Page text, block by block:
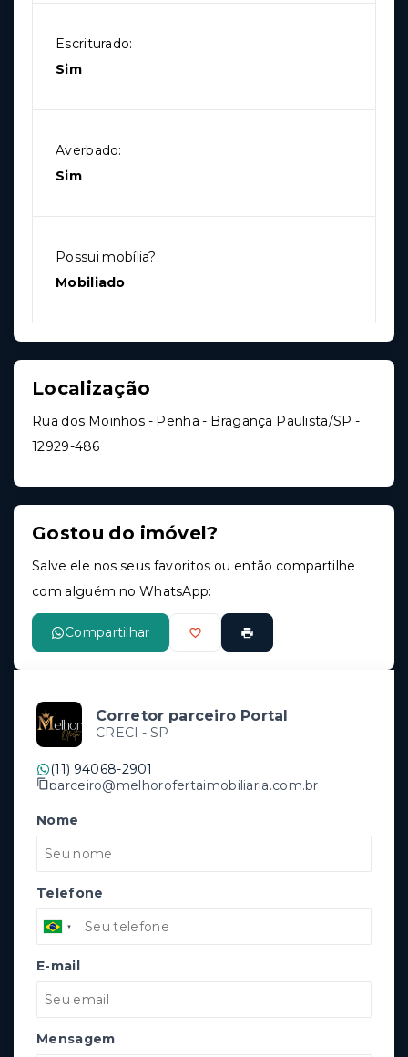
Escriturado:
Sim
Averbado:
Sim
Possui mobília?:
Mobiliado
Localização
Rua dos Moinhos - Penha - Bragança Paulista/SP -
12929-486
Gostou do imóvel?
Salve ele nos seus favoritos ou então compartilhe
com alguém no WhatsApp:
Compartilhar
Corretor parceiro Portal
CRECI - SP
(11) 94068-2901
parceiro@melhorofertaimobiliaria.com.br
Nome
Telefone
E-mail
Mensagem